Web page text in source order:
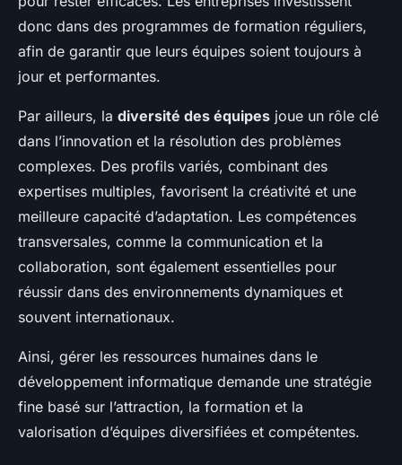
donc dans des programmes de formation réguliers,
afin de garantir que leurs équipes soient toujours à
jour et performantes.
Par ailleurs, la diversité des équipes joue un rôle clé
dans l’innovation et la résolution des problèmes
complexes. Des profils variés, combinant des
expertises multiples, favorisent la créativité et une
meilleure capacité d’adaptation. Les compétences
transversales, comme la communication et la
collaboration, sont également essentielles pour
réussir dans des environnements dynamiques et
souvent internationaux.
Ainsi, gérer les ressources humaines dans le
développement informatique demande une stratégie
fine basé sur l’attraction, la formation et la
valorisation d’équipes diversifiées et compétentes.